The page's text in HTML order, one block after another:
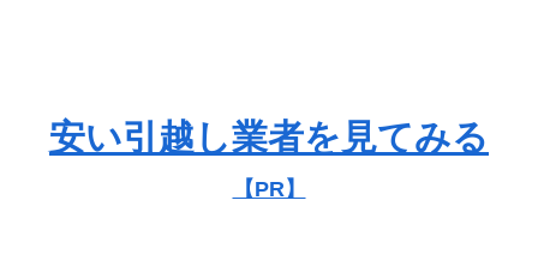
安い引越し業者を見てみる
【PR】